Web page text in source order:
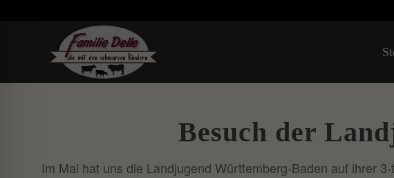
Besuch der
Im Mai hat uns die Landjugend Württemberg-Baden auf ihrer